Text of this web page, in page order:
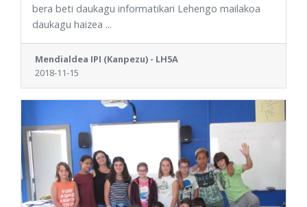
bera beti daukagu informatikari Lehengo mailakoa
daukagu haizea ...
Mendialdea IPI (Kanpezu) - LH5A
2018-11-15